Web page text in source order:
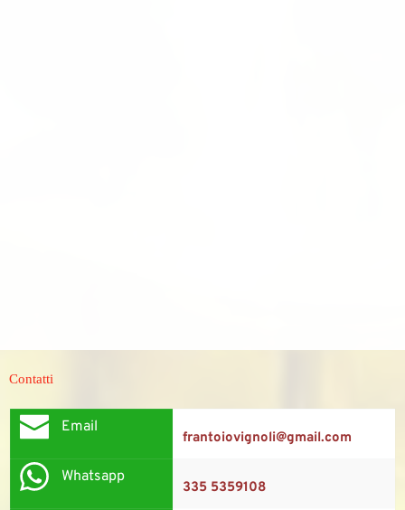
Contatti
Email
frantoiovignoli@gmail.com
Whatsapp
335 5359108